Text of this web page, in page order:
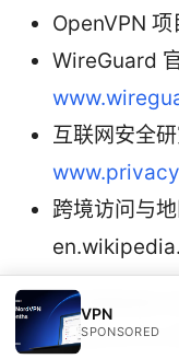
OpenVPN
WireGuard
互联网安全
跨境访问与
如果你想直接比
查看 NordVPN
VPN
SPONSORED